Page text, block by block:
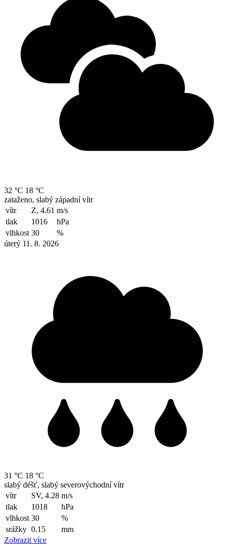
32 °C 18 °C
zataženo, slabý západní vítr
vítr
Z, 4.61 m/s
tlak
1016
hPa
vlhkost 30
%
úterý 11. 8. 2026
31 °C 18 °C
slabý déšť, slabý severovýchodní vítr
vítr
SV, 4.28 m/s
tlak
1018
hPa
vlhkost 30
%
srážky 0.15
mm
Zobrazit více